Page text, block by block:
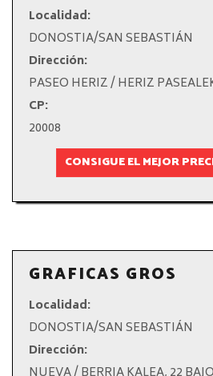
Localidad:
DONOSTIA/SAN SEBASTIÁN
Dirección:
PASEO HERIZ / HERIZ
CP:
20008
CONSIGUE EL MEJOR
GRAFICAS GROS
Localidad:
DONOSTIA/SAN SEBASTIÁN
Dirección: